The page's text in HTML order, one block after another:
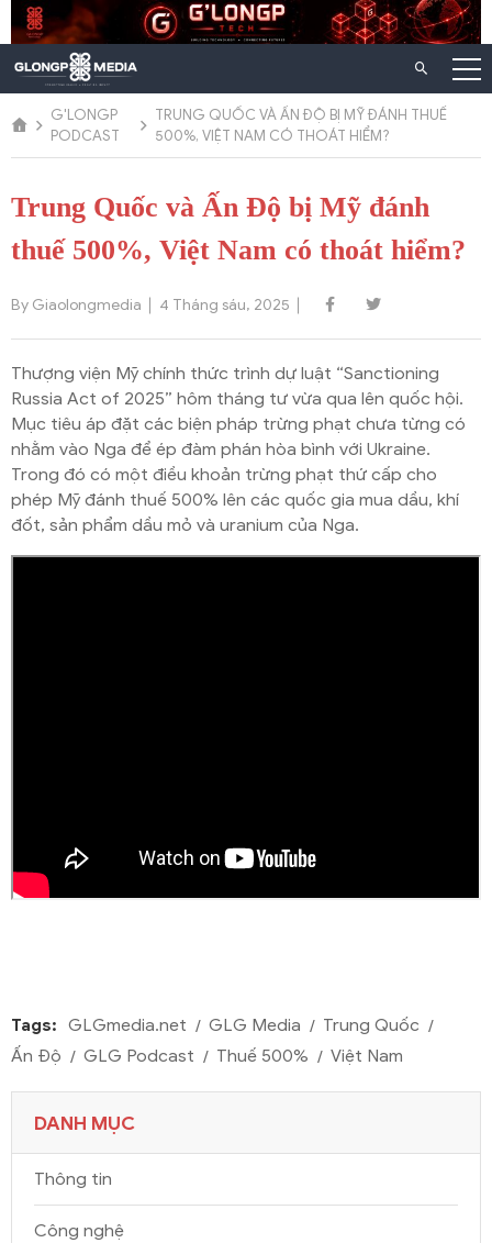
Chuyển
đến
dung
G'LONGP
PODCAST
TRUNG QUỐC VÀ ẤN ĐỘ BỊ MỸ ĐÁNH THUẾ
500%, VIỆT NAM CÓ THOÁT HIỂM?
Trung Quốc và Ấn Độ bị Mỹ đánh
thuế 500%, Việt Nam có thoát hiểm?
By Giaolongmedia 4 Tháng sáu, 2025
Thượng viện Mỹ chính thức trình dự luật “Sanctioning
Russia Act of 2025” hôm tháng tư vừa qua lên quốc hội.
Mục tiêu áp đặt các biện pháp trừng phạt chưa từng có
nhằm vào Nga để ép đàm phán hòa bình với Ukraine.
Trong đó có một điều khoản trừng phạt thứ cấp cho
phép Mỹ đánh thuế 500% lên các quốc gia mua dầu, khí
đốt, sản phẩm dầu mỏ và uranium của Nga.
Tags: GLGmedia.net GLG Media
Trung Quốc
Ấn Độ
GLG Podcast Thuế 500% Việt Nam
DANH MỤC
Thông tin
Công nghệ